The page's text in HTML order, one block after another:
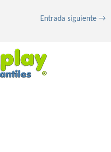
Entrada siguiente→